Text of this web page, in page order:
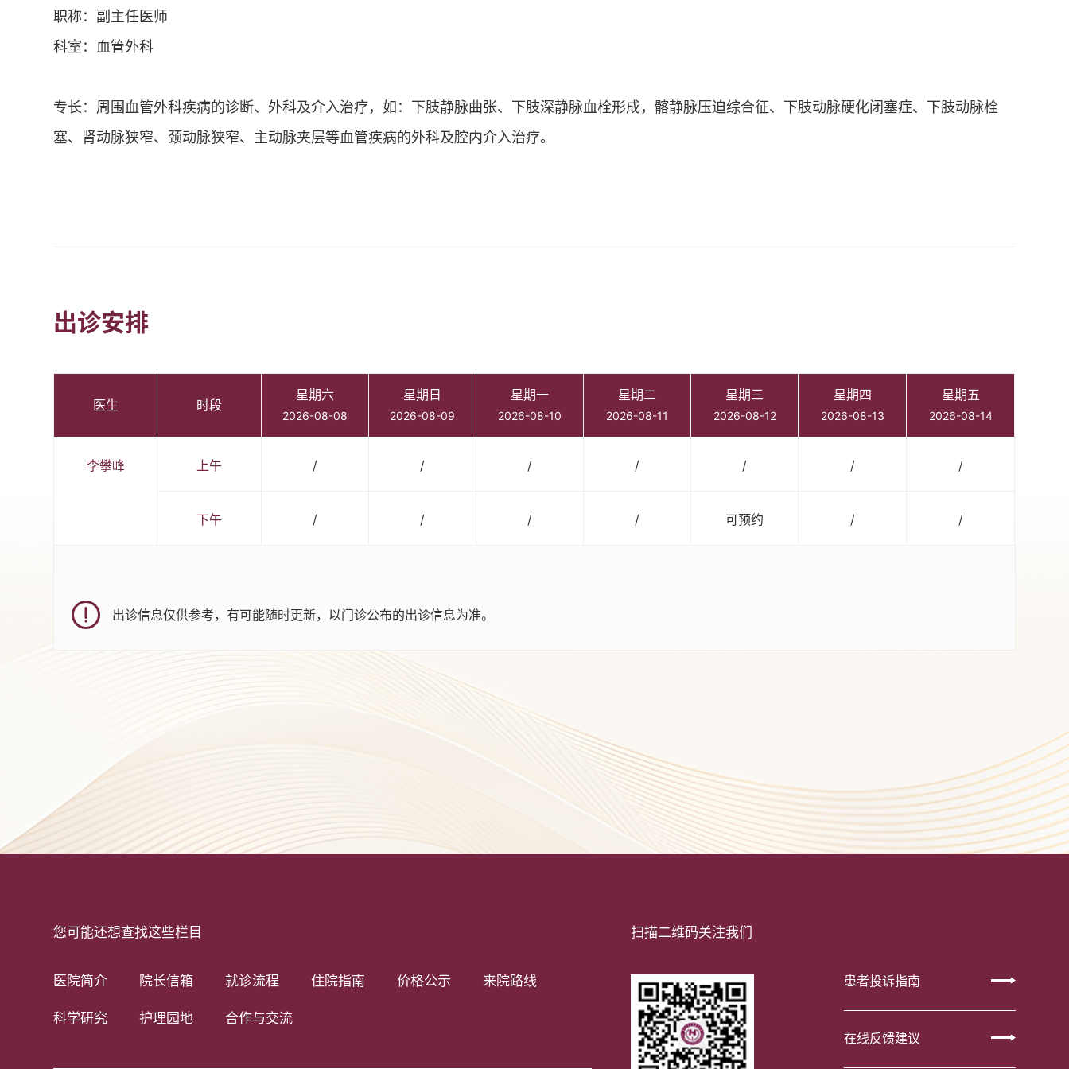
职称：副主任医师
科室：血管外科
专长：周围血管外科疾病的诊断、外科及介入治疗，如：下肢静脉曲张、下肢深静脉血栓形成，髂静脉压迫综合征、下肢动脉硬化闭塞症、下肢动脉栓
塞、肾动脉狭窄、颈动脉狭窄、主动脉夹层等血管疾病的外科及腔内介入治疗。
出诊安排
医生 时段
星期六
2026-08-08
星期日
2026-08-09
星期一
2026-08-10
星期二
2026-08-11
星期三
2026-08-12
星期四
2026-08-13
星期五
2026-08-14
李攀峰 上午 / / / / / / /
下午 / / / / 可预约 / /
出诊信息仅供参考，有可能随时更新，以门诊公布的出诊信息为准。
您可能还想查找这些栏目
医院简介 院长信箱 就诊流程 住院指南 价格公示 来院路线
科学研究 护理园地 合作与交流
扫描二维码关注我们
患者投诉指南
在线反馈建议